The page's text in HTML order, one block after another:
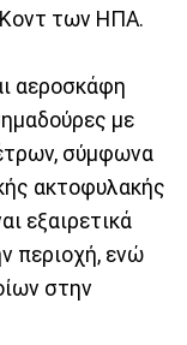
Κοντ των ΗΠΑ.
αεροσκάφη
με
σύμφωνα
ακτοφυλακής
εξαιρετικά
περιοχή, ενώ
στην